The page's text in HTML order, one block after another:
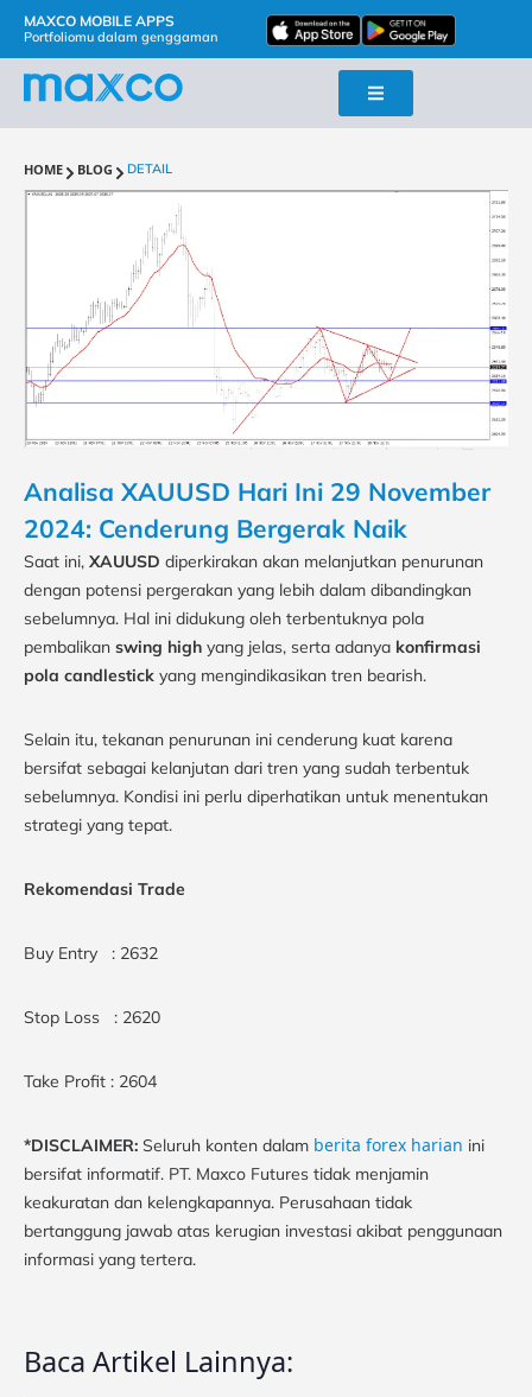
MAXCO MOBILE APPS
Portfoliomu dalam genggaman
HOME BLOG DETAIL
Analisa XAUUSD Hari Ini 29 November
2024: Cenderung Bergerak Naik
Saat ini, XAUUSD diperkirakan akan melanjutkan penurunan
dengan potensi pergerakan yang lebih dalam dibandingkan
sebelumnya. Hal ini didukung oleh terbentuknya pola
pembalikan swing high yang jelas, serta adanya konfirmasi
pola candlestick yang mengindikasikan tren bearish.
Selain itu, tekanan penurunan ini cenderung kuat karena
bersifat sebagai kelanjutan dari tren yang sudah terbentuk
sebelumnya. Kondisi ini perlu diperhatikan untuk menentukan
strategi yang tepat.
Rekomendasi Trade
Buy Entry : 2632
Stop Loss : 2620
Take Profit : 2604
*DISCLAIMER: Seluruh konten dalam berita forex harian ini
bersifat informatif. PT. Maxco Futures tidak menjamin
keakuratan dan kelengkapannya. Perusahaan tidak
bertanggung jawab atas kerugian investasi akibat penggunaan
informasi yang tertera.
Baca Artikel Lainnya: